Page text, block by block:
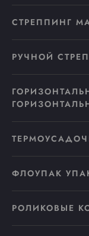
СТРЕППИНГ
РУЧНОЙ
ФЛОУПАК
РОЛИКОВЫЕ